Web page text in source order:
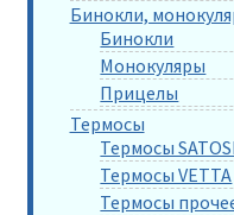
Бинокли,
Бинокли
Монокуляры
Прицелы
Термосы
Термосы
Термосы VETTA
Термосы